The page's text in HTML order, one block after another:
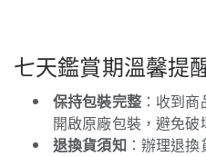
七天鑑賞期溫馨提
保持包裝完整：收到商
開啟原廠包裝，避免破
退換貨須知：辦理退換